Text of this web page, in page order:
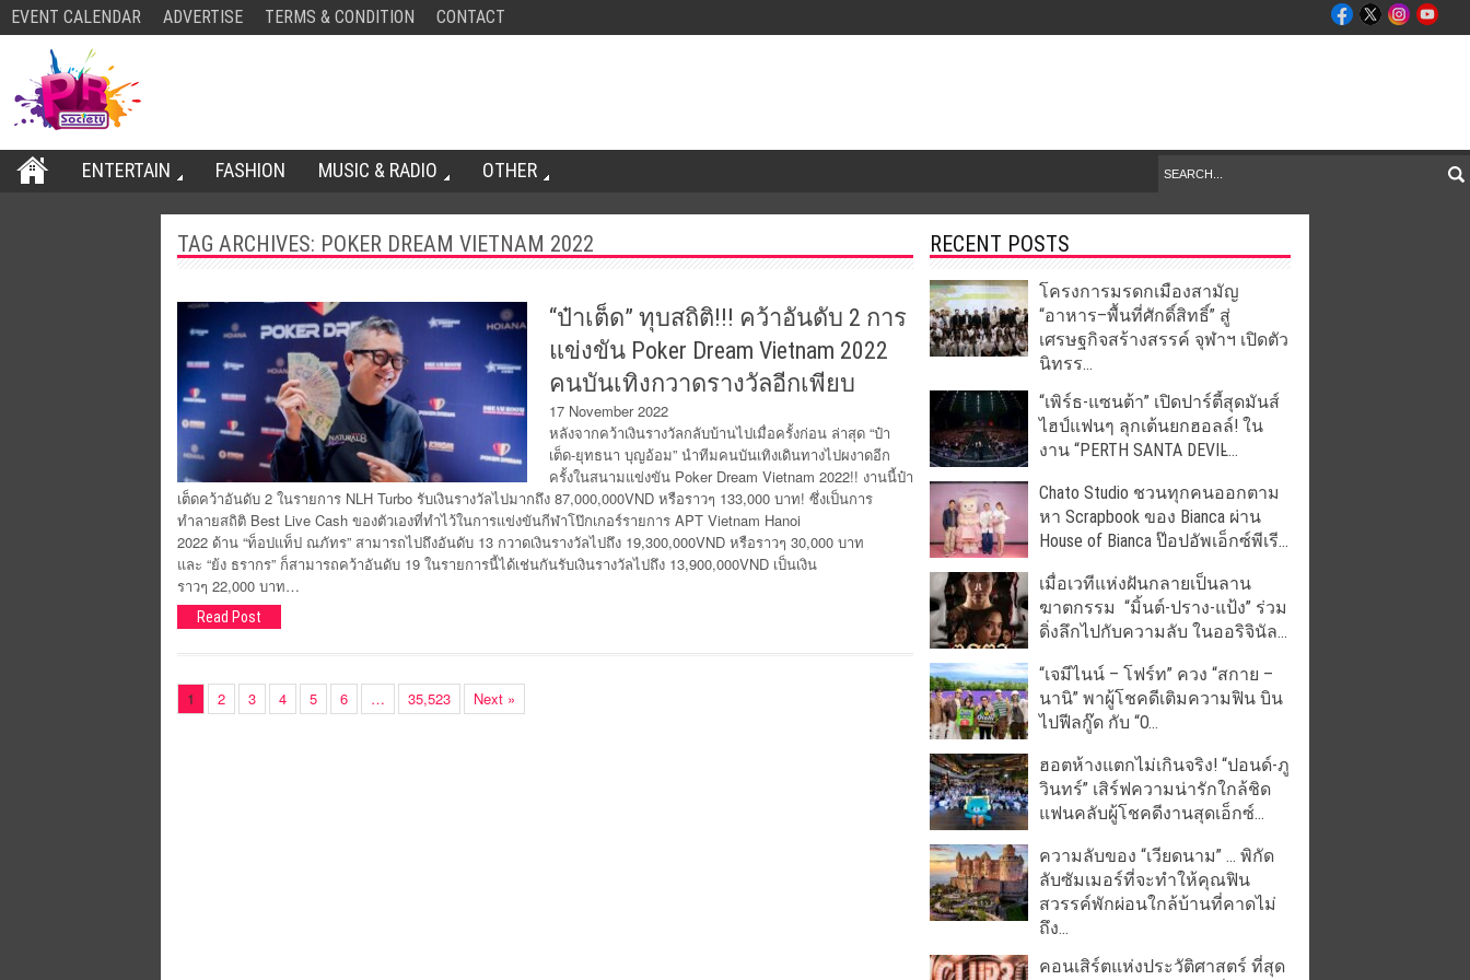
EVENT CALENDAR ADVERTISE TERMS & CONDITION CONTACT
ENTERTAIN FASHION MUSIC & RADIO OTHER
TAG ARCHIVES: POKER DREAM VIETNAM 2022
“ป๋าเต็ด” ทุบสถิติ!!! คว้าอันดับ 2 การ
แข่งขัน Poker Dream Vietnam 2022
คนบันเทิงกวาดรางวัลอีกเพียบ
17 November 2022
หลังจากคว้าเงินรางวัลกลับบ้านไปเมื่อครั้งก่อน ล่าสุด “ป๋า
เต็ด-ยุทธนา บุญอ้อม” นำทีมคนบันเทิงเดินทางไปผงาดอีก
ครั้งในสนามแข่งขัน Poker Dream Vietnam 2022!! งานนี้ป๋า
เต็ดคว้าอันดับ 2 ในรายการ NLH Turbo รับเงินรางวัลไปมากถึง 87,000,000VND หรือราวๆ 133,000 บาท! ซึ่งเป็นการ
ทำลายสถิติ Best Live Cash ของตัวเองที่ทำไว้ในการแข่งขันกีฬาโป๊กเกอร์รายการ APT Vietnam Hanoi
2022 ด้าน “ท็อปแท็ป ณภัทร” สามารถไปถึงอันดับ 13 กวาดเงินรางวัลไปถึง 19,300,000VND หรือราวๆ 30,000 บาท
และ “ย้ง ธรากร” ก็สามารถคว้าอันดับ 19 ในรายการนี้ได้เช่นกันรับเงินรางวัลไปถึง 13,900,000VND เป็นเงิน
ราวๆ 22,000 บาท…
Read Post
1 2 3 4 5 6 … 35,523 Next »
RECENT POSTS
โครงการมรดกเมืองสามัญ
“อาหาร–พื้นที่ศักดิ์สิทธิ์” สู่
เศรษฐกิจสร้างสรรค์ จุฬาฯ เปิดตัว
นิทรร...
“เพิร์ธ-แซนต้า” เปิดปาร์ตี้สุดมันส์
ไฮป์แฟนๆ ลุกเต้นยกฮอลล์! ใน
งาน “PERTH SANTA DEVIL̵...
Chato Studio ชวนทุกคนออกตาม
หา Scrapbook ของ Bianca ผ่าน
House of Bianca ป๊อปอัพเอ็กซ์พีเรี...
เมื่อเวทีแห่งฝันกลายเป็นลาน
ฆาตกรรม “มิ้นต์-ปราง-แป้ง” ร่วม
ดิ่งลึกไปกับความลับ ในออริจินัล...
“เจมีไนน์ – โฟร์ท” ควง “สกาย –
นานิ” พาผู้โชคดีเติมความฟิน บิน
ไปฟีลกู๊ด กับ “O...
ฮอตห้างแตกไม่เกินจริง! “ปอนด์-ภู
วินทร์” เสิร์ฟความน่ารักใกล้ชิด
แฟนคลับผู้โชคดีงานสุดเอ็กซ์...
ความลับของ “เวียดนาม” … พิกัด
ลับซัมเมอร์ที่จะทำให้คุณฟิน
สวรรค์พักผ่อนใกล้บ้านที่คาดไม่
ถึง...
คอนเสิร์ตแห่งประวัติศาสตร์ ที่สุด